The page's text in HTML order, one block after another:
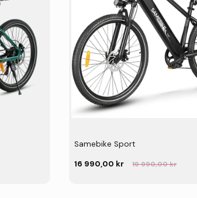
Samebike Sport
16 990,00 kr
19 990,00 kr